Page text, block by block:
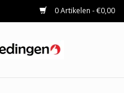
0 Artikelen - €0,00